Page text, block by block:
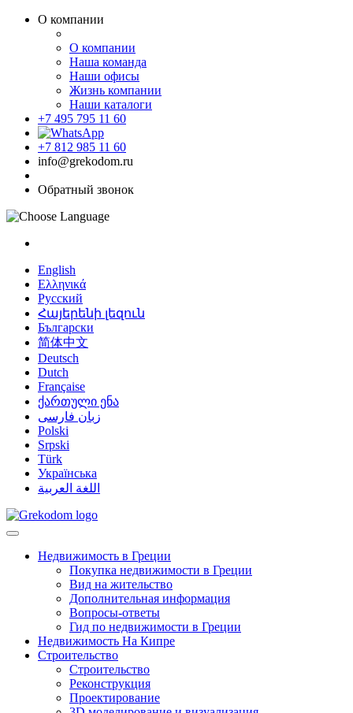
О компании
О компании
Наша команда
Наши офисы
Жизнь компании
Наши каталоги
+7 495 795 11 60
+7 812 985 11 60
info@grekodom.ru
Обратный звонок
English
Ελληνικά
Русский
Հայերենի լեզուն
Български
简体中文
Deutsch
Dutch
Française
ქართული ენა
زبان فارسی
Polski
Srpski
Türk
Українська
اللغة العربية
Недвижимость в Греции
Покупка недвижимости в Греции
Вид на жительство
Дополнительная информация
Вопросы-ответы
Гид по недвижимости в Греции
Недвижимость На Кипре
Строительство
Строительство
Реконструкция
Проектирование